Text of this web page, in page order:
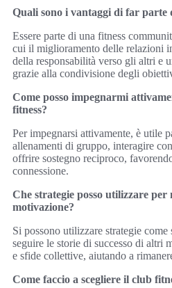
Quali sono i vantaggi di far parte
Essere parte di una fitness
cui il miglioramento delle relazioni
della responsabilità verso gli altri e
grazie alla condivisione degli
Come posso impegnarmi
fitness?
Per impegnarsi attivamente, è utile
allenamenti di gruppo, interagire
offrire sostegno reciproco,
connessione.
Che strategie posso utilizzare per
motivazione?
Si possono utilizzare strategie
seguire le storie di successo di altri
e sfide collettive, aiutando a
Come faccio a scegliere il club